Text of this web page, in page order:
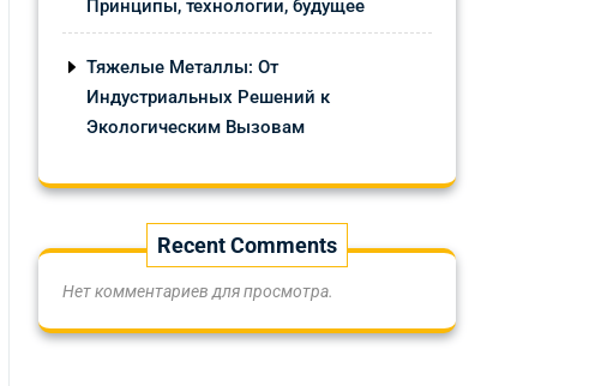
Принципы, технологии, будущее
Тяжелые Металлы: От
Индустриальных Решений к
Экологическим Вызовам
Recent Comments
Нет комментариев для просмотра.